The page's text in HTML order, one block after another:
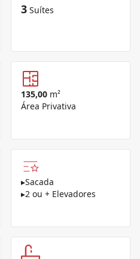
3 Suítes
135,00 m²
Área Privativa
▸Sacada
▸2 ou + Elevadores